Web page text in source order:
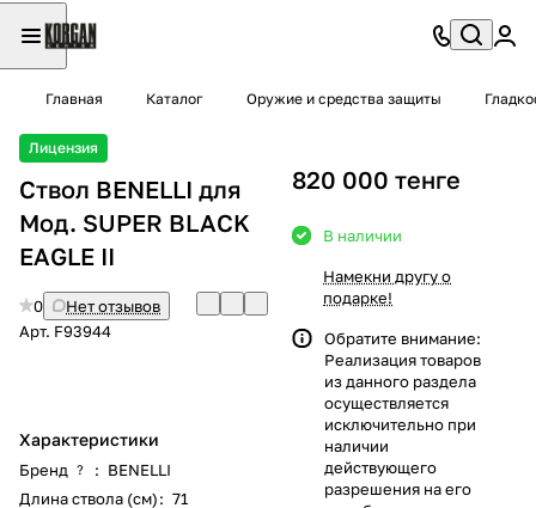
Главная Каталог Оружие и средства защиты
Лицензия
Ствол BENELLI для
Moд. SUPER BLACK
EAGLE II
0
Нет отзывов
Арт. F93944
Характеристики
Бренд ? : BENELLI
Длина ствола (см): 71
820 000 тенге
В наличии
Намекни другу о
подарке!
Обратите внимание:
Реализация товаров
из данного раздела
осуществляется
исключительно при
наличии
действующего
разрешения на его